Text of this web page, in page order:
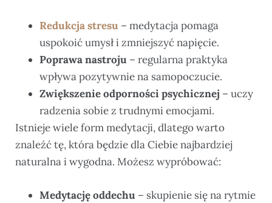
Redukcja stresu – medytacja pomaga
uspokoić umysł i zmniejszyć napięcie.
Poprawa nastroju – regularna praktyka
wpływa pozytywnie na samopoczucie.
Zwiększenie odporności psychicznej – uczy
radzenia sobie z trudnymi emocjami.
Istnieje wiele form medytacji, dlatego warto
znaleźć tę, która będzie dla Ciebie najbardziej
naturalna i wygodna. Możesz wypróbować:
Medytację oddechu – skupienie się na rytmie